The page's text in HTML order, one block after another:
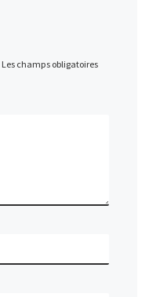
Les champs obligatoires